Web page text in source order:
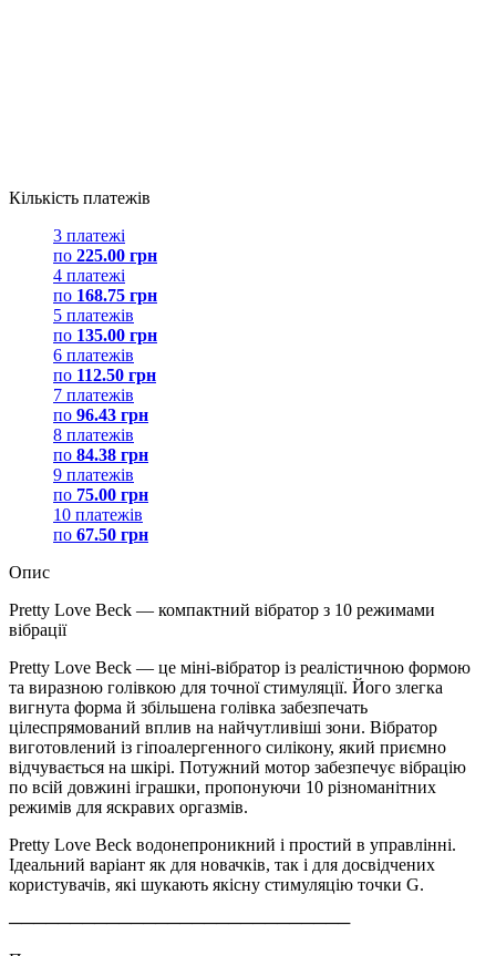
Кількість платежів
3 платежі
по 225.00 грн
4 платежі
по 168.75 грн
5 платежів
по 135.00 грн
6 платежів
по 112.50 грн
7 платежів
по 96.43 грн
8 платежів
по 84.38 грн
9 платежів
по 75.00 грн
10 платежів
по 67.50 грн
Опис
Pretty Love Beck — компактний вібратор з 10 режимами
вібрації
Pretty Love Beck — це міні-вібратор із реалістичною формою
та виразною голівкою для точної стимуляції. Його злегка
вигнута форма й збільшена голівка забезпечать
цілеспрямований вплив на найчутливіші зони. Вібратор
виготовлений із гіпоалергенного силікону, який приємно
відчувається на шкірі. Потужний мотор забезпечує вібрацію
по всій довжині іграшки, пропонуючи 10 різноманітних
режимів для яскравих оргазмів.
Pretty Love Beck водонепроникний і простий в управлінні.
Ідеальний варіант як для новачків, так і для досвідчених
користувачів, які шукають якісну стимуляцію точки G.
────────────────────────────